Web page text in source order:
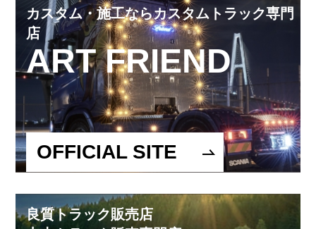
カスタム・施工ならカスタムトラック専門
店
ART FRIEND
OFFICIAL SITE
良質トラック販売店